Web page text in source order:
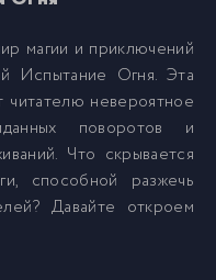
магии и приключений
Испытание Огня. Эта
читателю невероятное
поворотов и
Что скрывается
способной разжечь
Давайте откроем